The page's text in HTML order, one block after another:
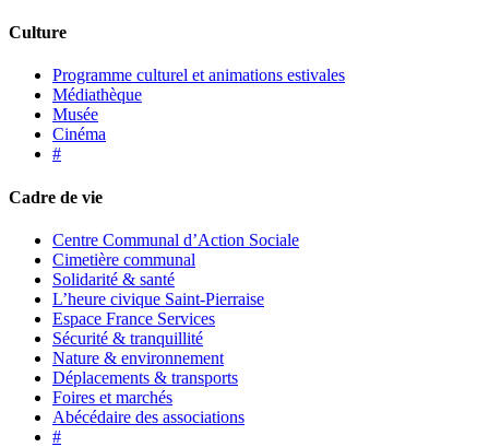
Culture
Programme culturel et animations estivales
Médiathèque
Musée
Cinéma
#
Cadre de vie
Centre Communal d’Action Sociale
Cimetière communal
Solidarité & santé
L’heure civique Saint-Pierraise
Espace France Services
Sécurité & tranquillité
Nature & environnement
Déplacements & transports
Foires et marchés
Abécédaire des associations
#